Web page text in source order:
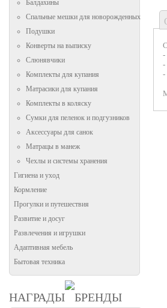
Балдахины
Спальные мешки для новорожденных
Подушки
Конверты на выписку
Слюнявчики
Комплекты для купания
Матрасики для купания
Комплекты в коляску
Сумки для пеленок и подгузников
Аксессуары для санок
Матрацы в манеж
Чехлы и системы хранения
Гигиена и уход
Кормление
Прогулки и путешествия
Развитие и досуг
Развлечения и игрушки
Адаптивная мебель
Бытовая техника
НАГРАДЫ БРЕНДЫ
-
-
-